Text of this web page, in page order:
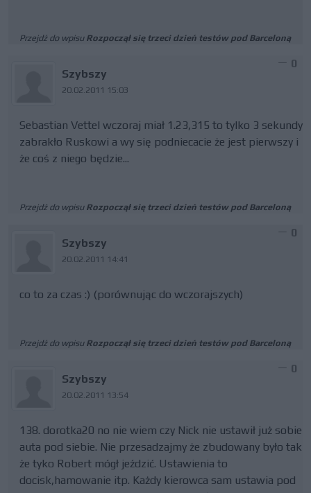
Przejdź do wpisu Rozpoczął się trzeci dzień testów pod Barceloną
Szybszy
20.02.2011 15:03
0
Sebastian Vettel wczoraj miał 1.23,315 to tylko 3 sekundy
zabrakło Ruskowi a wy się podniecacie że jest pierwszy i
że coś z niego będzie...
Przejdź do wpisu Rozpoczął się trzeci dzień testów pod Barceloną
Szybszy
20.02.2011 14:41
0
co to za czas :) (porównując do wczorajszych)
Przejdź do wpisu Rozpoczął się trzeci dzień testów pod Barceloną
Szybszy
20.02.2011 13:54
0
138. dorotka20 no nie wiem czy Nick nie ustawił już sobie
auta pod siebie. Nie przesadzajmy że zbudowany było tak
że tyko Robert mógł jeździć. Ustawienia to
docisk,hamowanie itp. Każdy kierowca sam ustawia pod